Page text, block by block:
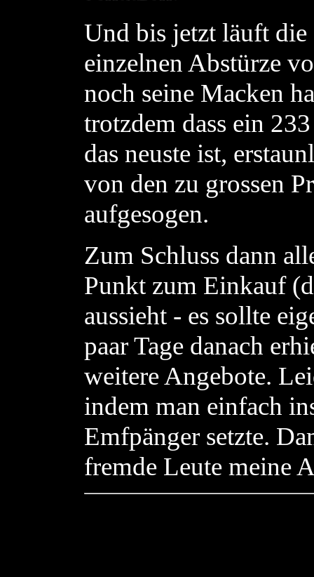
Und bis jetzt läuft
einzelnen Abstürze
noch seine Macken
trotzdem dass ein
das neuste ist,
von den zu grossen
aufgesogen.
Zum Schluss dann
Punkt zum Einkauf
aussieht - es sollte
paar Tage danach
weitere Angebote.
indem man einfach
Emfpänger setzte.
fremde Leute meine